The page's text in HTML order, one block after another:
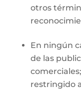
otros
En ningún
de las
restringido